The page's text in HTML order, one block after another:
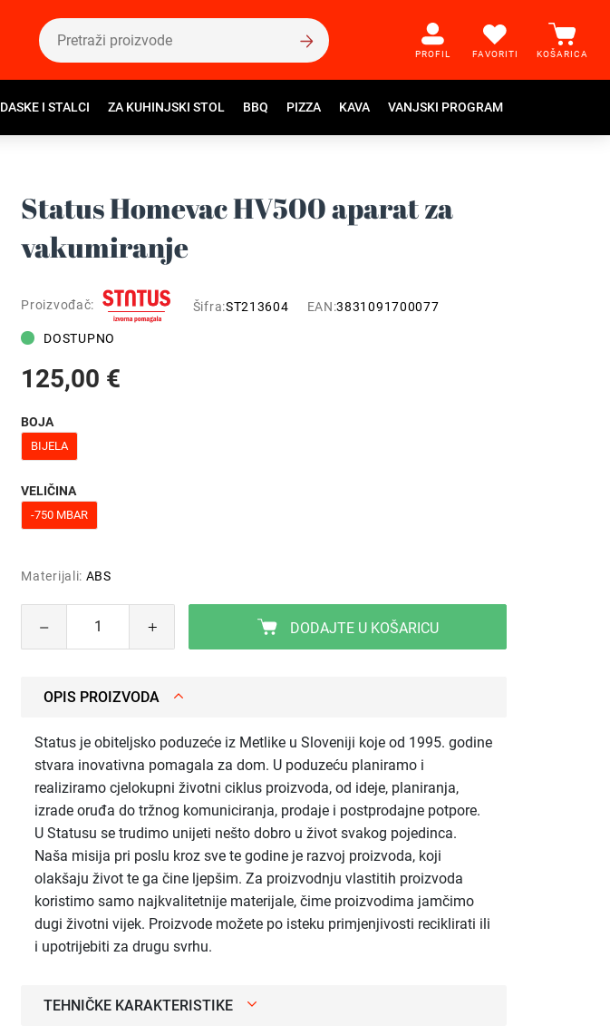
PROFIL FAVORITI KOŠARICA
DASKE I STALCI ZA KUHINJSKI STOL BBQ PIZZA KAVA VANJSKI PROGRAM
Status Homevac HV500 aparat za
vakumiranje
Proizvođač: Šifra:ST213604 EAN:3831091700077
DOSTUPNO
125,00 €
BOJA
BIJELA
VELIČINA
-750 MBAR
Materijali: ABS
DODAJTE U KOŠARICU
OPIS PROIZVODA
Status je obiteljsko poduzeće iz Metlike u Sloveniji koje od 1995. godine
stvara inovativna pomagala za dom. U poduzeću planiramo i
realiziramo cjelokupni životni ciklus proizvoda, od ideje, planiranja,
izrade oruđa do tržnog komuniciranja, prodaje i postprodajne potpore.
U Statusu se trudimo unijeti nešto dobro u život svakog pojedinca.
Naša misija pri poslu kroz sve te godine je razvoj proizvoda, koji
olakšaju život te ga čine ljepšim. Za proizvodnju vlastitih proizvoda
koristimo samo najkvalitetnije materijale, čime proizvodima jamčimo
dugi životni vijek. Proizvode možete po isteku primjenjivosti reciklirati ili
i upotrijebiti za drugu svrhu.
TEHNIČKE KARAKTERISTIKE